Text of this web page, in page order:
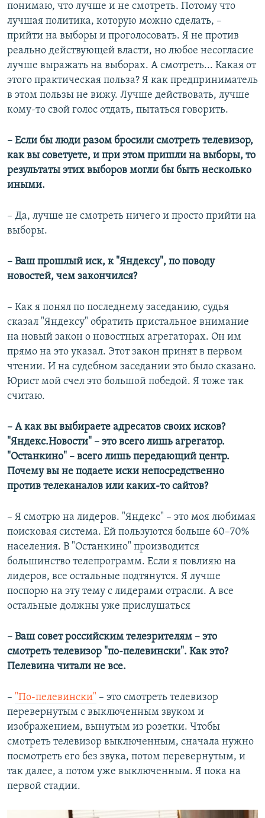
понимаю, что лучше и не смотреть. Потому что
лучшая политика, которую можно сделать, –
прийти на выборы и проголосовать. Я не против
реально действующей власти, но любое несогласие
лучше выражать на выборах. А смотреть... Какая от
этого практическая польза? Я как предприниматель
в этом пользы не вижу. Лучше действовать, лучше
кому-то свой голос отдать, пытаться говорить.
– Если бы люди разом бросили смотреть телевизор,
как вы советуете, и при этом пришли на выборы, то
результаты этих выборов могли бы быть несколько
иными.
– Да, лучше не смотреть ничего и просто прийти на
выборы.
– Ваш прошлый иск, к "Яндексу", по поводу
новостей, чем закончился?
– Как я понял по последнему заседанию, судья
сказал "Яндексу" обратить пристальное внимание
на новый закон о новостных агрегаторах. Он им
прямо на это указал. Этот закон принят в первом
чтении. И на судебном заседании это было сказано.
Юрист мой счел это большой победой. Я тоже так
считаю.
– А как вы выбираете адресатов своих исков?
"Яндекс.Новости" – это всего лишь агрегатор.
"Останкино" – всего лишь передающий центр.
Почему вы не подаете иски непосредственно
против телеканалов или каких-то сайтов?
– Я смотрю на лидеров. "Яндекс" – это моя любимая
поисковая система. Ей пользуются больше 60–70%
населения. В "Останкино" производится
большинство телепрограмм. Если я повлияю на
лидеров, все остальные подтянутся. Я лучше
поспорю на эту тему с лидерами отрасли. А все
остальные должны уже прислушаться
– Ваш совет российским телезрителям – это
смотреть телевизор "по-пелевински". Как это?
Пелевина читали не все.
– "По-пелевински" – это смотреть телевизор
перевернутым с выключенным звуком и
изображением, вынутым из розетки. Чтобы
смотреть телевизор выключенным, сначала нужно
посмотреть его без звука, потом перевернутым, и
так далее, а потом уже выключенным. Я пока на
первой стадии.